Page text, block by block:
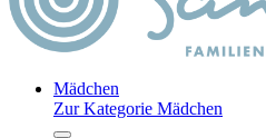
Mädchen
Zur Kategorie Mädchen